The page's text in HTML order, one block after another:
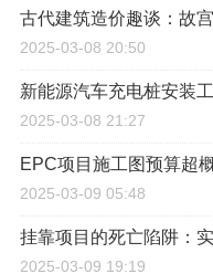
古代建筑造价趣谈：故
2025-03-08 20:50
新能源汽车充电桩安装
2025-03-08 21:27
EPC项目施工图预算超
2025-03-09 05:48
挂靠项目的死亡陷阱：
2025-03-09 19:19